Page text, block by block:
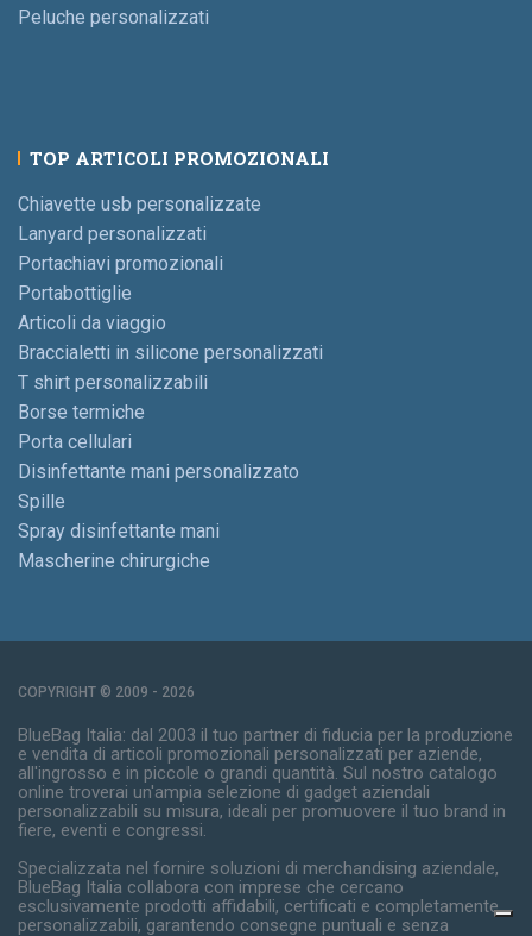
Peluche personalizzati
TOP ARTICOLI PROMOZIONALI
Chiavette usb personalizzate
Lanyard personalizzati
Portachiavi promozionali
Portabottiglie
Articoli da viaggio
Braccialetti in silicone personalizzati
T shirt personalizzabili
Borse termiche
Porta cellulari
Disinfettante mani personalizzato
Spille
Spray disinfettante mani
Mascherine chirurgiche
COPYRIGHT © 2009 - 2026
BlueBag Italia: dal 2003 il tuo partner di fiducia per la produzione
e vendita di articoli promozionali personalizzati per aziende,
all'ingrosso e in piccole o grandi quantità. Sul nostro catalogo
online troverai un'ampia selezione di gadget aziendali
personalizzabili su misura, ideali per promuovere il tuo brand in
fiere, eventi e congressi.
Specializzata nel fornire soluzioni di merchandising aziendale,
BlueBag Italia collabora con imprese che cercano
esclusivamente prodotti affidabili, certificati e completamente
personalizzabili, garantendo consegne puntuali e senza